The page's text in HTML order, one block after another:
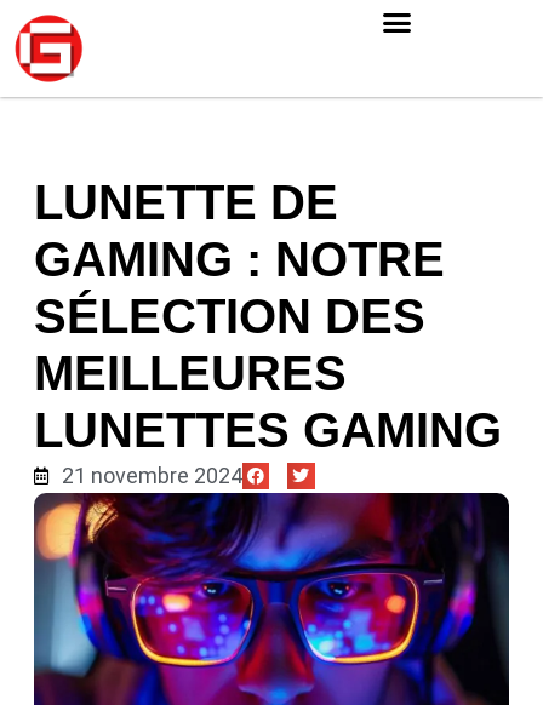
LUNETTE DE
GAMING : NOTRE
SÉLECTION DES
MEILLEURES
LUNETTES GAMING
21 novembre 2024